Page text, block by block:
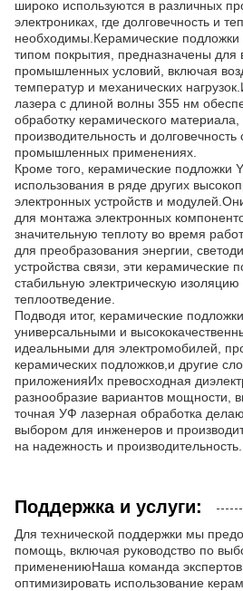
широко используются в различных
электрониках, где долговечность и
необходимы.Керамические подложки
типом покрытия, предназначены для
промышленных условий, включая
температур и механических
лазера с длиной волны 355 нм
обработку керамического
производительность и долговечность
промышленных применениях.
Кроме того, керамические подложки
использования в ряде других
электронных устройств и
для монтажа электронных
значительную теплоту во время
для преобразования энергии,
устройства связи, эти керамические
стабильную электрическую
теплоотведение.
Подводя итог, керамические
универсальными и
идеальными для электромобилей,
керамических подложков,и другие
приложенияИх превосходная
разнообразие вариантов мощности,
точная УФ лазерная обработка
выбором для инженеров и
на надежность и производительность.
Поддержка и услуги:
Для технической поддержки мы
помощь, включая руководство по
применениюНаша команда
оптимизировать использование